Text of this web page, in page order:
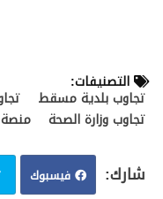
التصنيفات:
تجاوب بلدية مسقط
تجاوب وزارة الصحة
فيسبوك